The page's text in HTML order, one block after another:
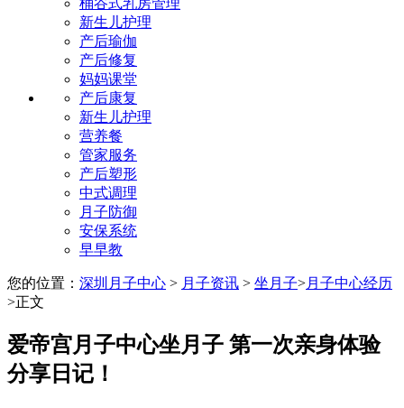
新生儿护理
产后瑜伽
产后修复
妈妈课堂
产后康复
新生儿护理
营养餐
管家服务
产后塑形
中式调理
月子防御
安保系统
早早教
您的位置： 深圳月子中心 > 月子资讯 > 坐月子>月子中心经历
>正文
爱帝宫月子中心坐月子 第一次亲身体验
分享日记！